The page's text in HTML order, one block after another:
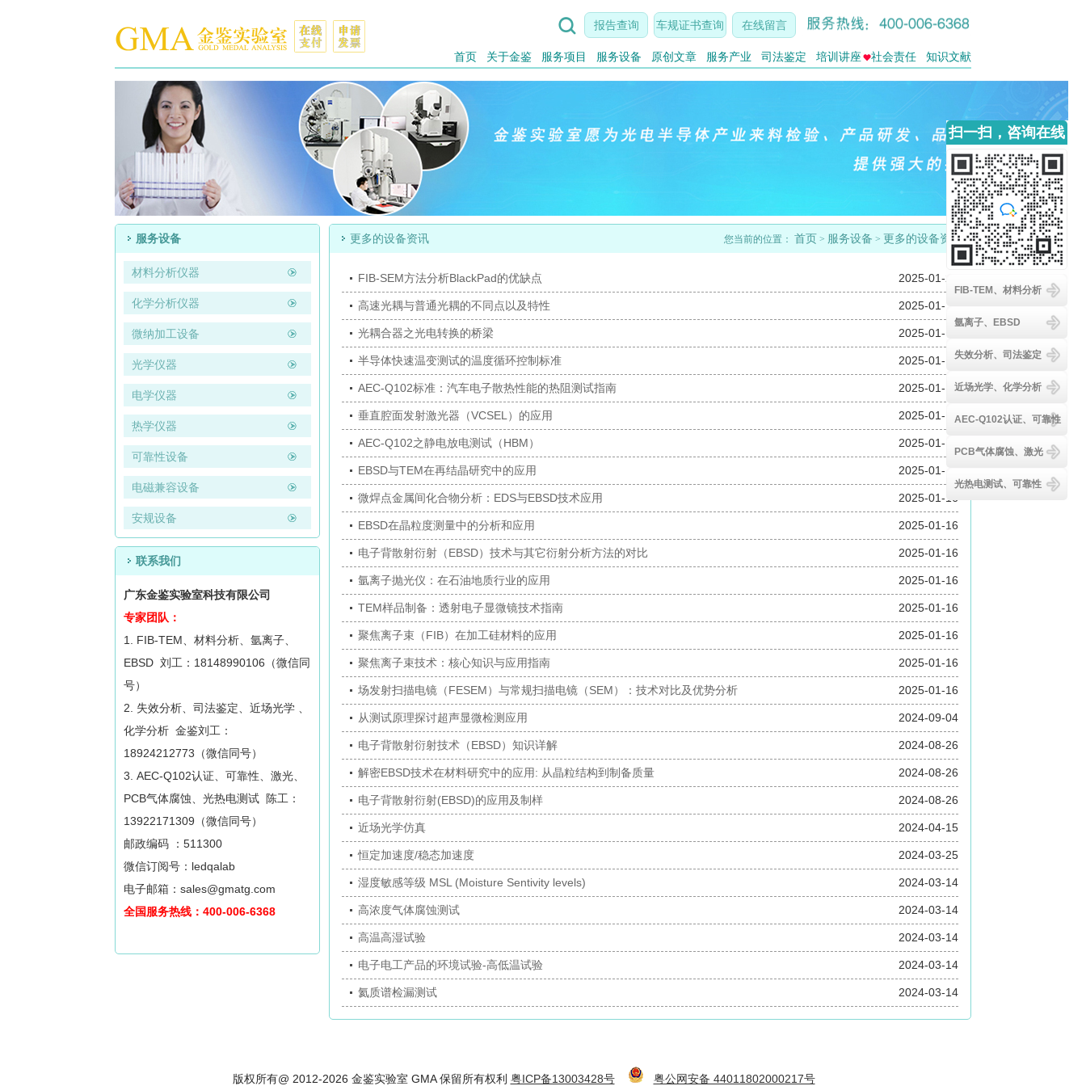
在线留言
车规证书查询
报告查询

首页 关于金鉴 服务项目 服务设备 原创文章 服务产业 司法鉴定 培训讲座 社会责任 知识文献
服务设备
材料分析仪器
化学分析仪器
微纳加工设备
光学仪器
电学仪器
热学仪器
可靠性设备
电磁兼容设备
安规设备
联系我们
广东金鉴实验室科技有限公司
专家团队：
1. FIB-TEM、材料分析、氩离子、
EBSD 刘工：18148990106（微信同
号）
2. 失效分析、司法鉴定、近场光学 、
化学分析 金鉴刘工：
18924212773（微信同号）
3. AEC-Q102认证、可靠性、激光、
PCB气体腐蚀、光热电测试 陈工：
13922171309（微信同号）
邮政编码 ：511300
微信订阅号：ledqalab
电子邮箱：sales@gmatg.com
全国服务热线：400-006-6368
更多的设备资讯 您当前的位置： 首页 > 服务设备 > 更多的设备资讯
2025-01-20
FIB-SEM方法分析BlackPad的优缺点
2025-01-17
高速光耦与普通光耦的不同点以及特性
2025-01-17
光耦合器之光电转换的桥梁
2025-01-17
半导体快速温变测试的温度循环控制标准
2025-01-17
AEC-Q102标准：汽车电子散热性能的热阻测试指南
2025-01-17
垂直腔面发射激光器（VCSEL）的应用
2025-01-17
AEC-Q102之静电放电测试（HBM）
2025-01-16
EBSD与TEM在再结晶研究中的应用
2025-01-16
微焊点金属间化合物分析：EDS与EBSD技术应用
2025-01-16
EBSD在晶粒度测量中的分析和应用
2025-01-16
电子背散射衍射（EBSD）技术与其它衍射分析方法的对比
2025-01-16
氩离子抛光仪：在石油地质行业的应用
2025-01-16
TEM样品制备：透射电子显微镜技术指南
2025-01-16
聚焦离子束（FIB）在加工硅材料的应用
2025-01-16
聚焦离子束技术：核心知识与应用指南
2025-01-16
场发射扫描电镜（FESEM）与常规扫描电镜（SEM）：技术对比及优势分析
2024-09-04
从测试原理探讨超声显微检测应用
2024-08-26
电子背散射衍射技术（EBSD）知识详解
2024-08-26
解密EBSD技术在材料研究中的应用: 从晶粒结构到制备质量
2024-08-26
电子背散射衍射(EBSD)的应用及制样
2024-04-15
近场光学仿真
2024-03-25
恒定加速度/稳态加速度
2024-03-14
湿度敏感等级 MSL (Moisture Sentivity levels)
2024-03-14
高浓度气体腐蚀测试
2024-03-14
高温高湿试验
2024-03-14
电子电工产品的环境试验-高低温试验
2024-03-14
氦质谱检漏测试
版权所有@ 2012-2026 金鉴实验室 GMA 保留所有权利 粤ICP备13003428号 粤公网安备 44011802000217号
扫一扫，咨询在线
客服
FIB-TEM、材料分析
氩离子、EBSD
失效分析、司法鉴定
近场光学、化学分析
AEC-Q102认证、可靠性
PCB气体腐蚀、激光
光热电测试、可靠性